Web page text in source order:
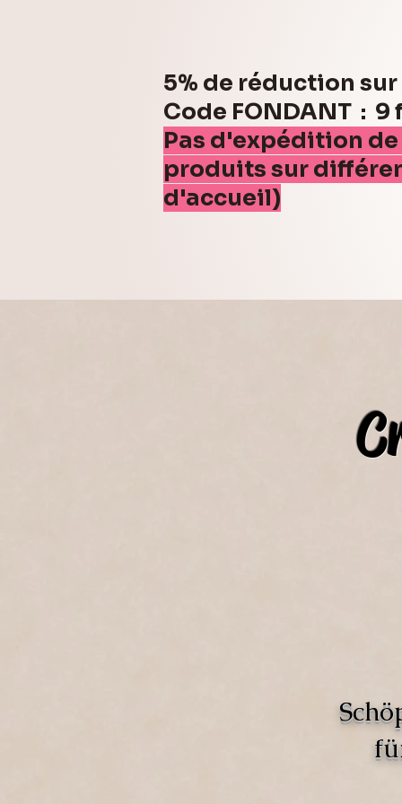
5% de réduction
Code FONDANT : 9
Pas d'expédition
produits sur
d'accueil)